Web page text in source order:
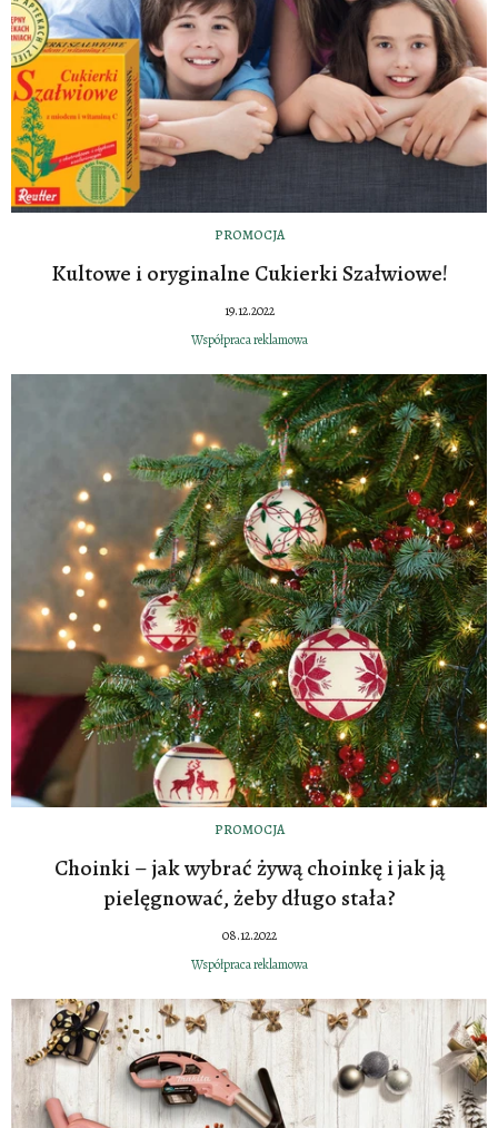
PROMOCJA
Kultowe i oryginalne Cukierki Szałwiowe!
19.12.2022
Współpraca reklamowa
PROMOCJA
Choinki – jak wybrać żywą choinkę i jak ją
pielęgnować, żeby długo stała?
08.12.2022
Współpraca reklamowa